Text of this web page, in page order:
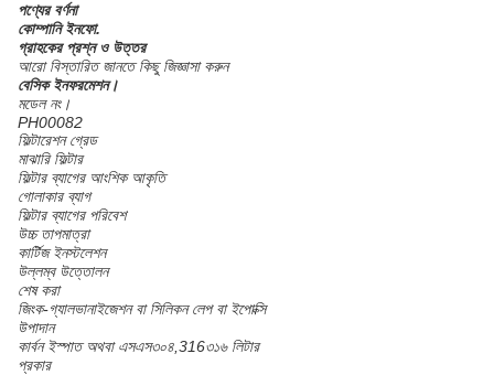
পণ্যের বর্ণনা
কোম্পানি ইনফো.
গ্রাহকের প্রশ্ন ও উত্তর
আরো বিস্তারিত জানতে কিছু জিজ্ঞাসা করুন
বেসিক ইনফরমেশন।
মডেল নং।
PH00082
ফিল্টারেশন গ্রেড
মাঝারি ফিল্টার
ফিল্টার ব্যাগের আংশিক আকৃতি
গোলাকার ব্যাগ
ফিল্টার ব্যাগের পরিবেশ
উচ্চ তাপমাত্রা
কার্টিজ ইনস্টলেশন
উল্লম্ব উত্তোলন
শেষ করা
জিংক-গ্যালভানাইজেশন বা সিলিকন লেপ বা ইপোক্সি
উপাদান
কার্বন ইস্পাত অথবা এসএস৩০৪,316৩১৬ লিটার
প্রকার